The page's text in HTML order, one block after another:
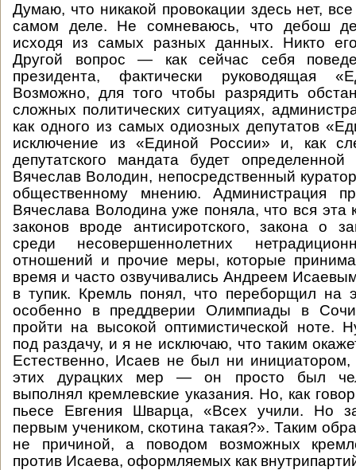
Думаю, что никакой провокации здесь нет,
самом деле. Не сомневаюсь, что дебош
исходя из самых разных данных. Никто
Другой вопрос — как сейчас себя
президента, фактически руководящая
Возможно, для того чтобы разрядить
сложных политических ситуациях,
как одного из самых одиозных депутатов
исключение из «Единой России» и, как
депутатского мандата будет
Вячеслав Володин, непосредственный
общественному мнению. Администрация
Вячеслава Володина уже поняла, что вся эта
законов вроде антисиротского, закона о
среди несовершеннолетних
отношений и прочие меры, которые
время и часто озвучивались Андреем
в тупик. Кремль понял, что переборщил на
особенно в преддверии Олимпиады в
пройти на высокой оптимистической ноте.
под раздачу, и я не исключаю, что таким
Естественно, Исаев не был ни инициатором,
этих дурацких мер — он просто был
выполнял кремлевские указания. Но, как
пьесе Евгения Шварца, «Всех учили. Но
первым учеником, скотина такая?». Таким
не причиной, а поводом возможных
против Исаева, оформляемых как